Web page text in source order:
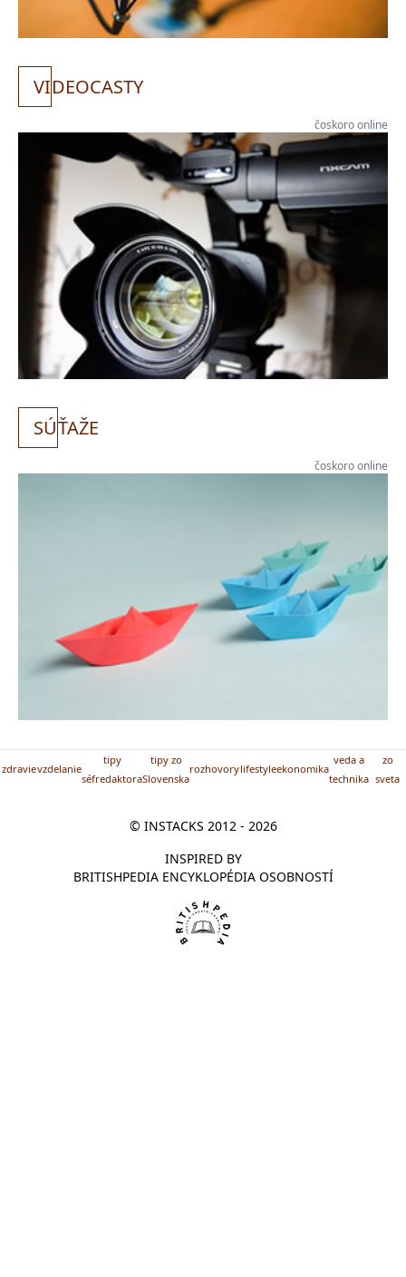
VIDEOCASTY
čoskoro online
SÚŤAŽE
čoskoro online
zdravievzdelanie
tipy
séfredaktora
tipy zo
Slovenska
rozhovorylifestyleekonomika
veda a
technika
zo
sveta
© INSTACKS 2012 - 2026
INSPIRED BY
BRITISHPEDIA ENCYKLOPÉDIA OSOBNOSTÍ